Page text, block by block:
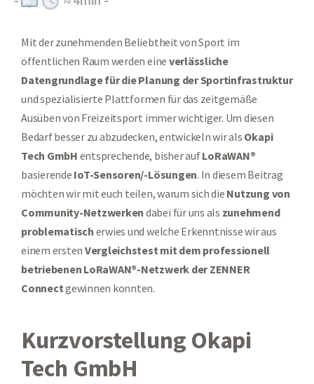
Mit der zunehmenden Beliebtheit von Sport im
öffentlichen Raum werden eine verlässliche
Datengrundlage für die Planung der Sportinfrastruktur
und spezialisierte Plattformen für das zeitgemäße
Ausüben von Freizeitsport immer wichtiger. Um diesen
Bedarf besser zu abzudecken, entwickeln wir als Okapi
Tech GmbH entsprechende, bisher aufLoRaWAN®
basierende IoT-Sensoren/-Lösungen. In diesem Beitrag
möchten wir mit euch teilen, warum sich die Nutzung von
Community-Netzwerken dabei für uns als zunehmend
problematisch erwies und welche Erkenntnisse wir aus
einem ersten Vergleichstest mit dem professionell
betriebenen LoRaWAN®-Netzwerk der ZENNER
Connectgewinnen konnten.
Kurzvorstellung Okapi
Tech GmbH